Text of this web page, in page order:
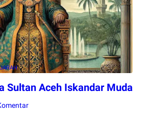
Sultan Aceh Iskandar Muda